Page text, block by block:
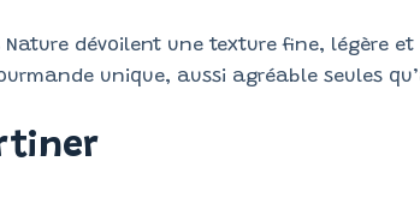
Nature dévoilent une texture fine, légère
unique, aussi agréable seules